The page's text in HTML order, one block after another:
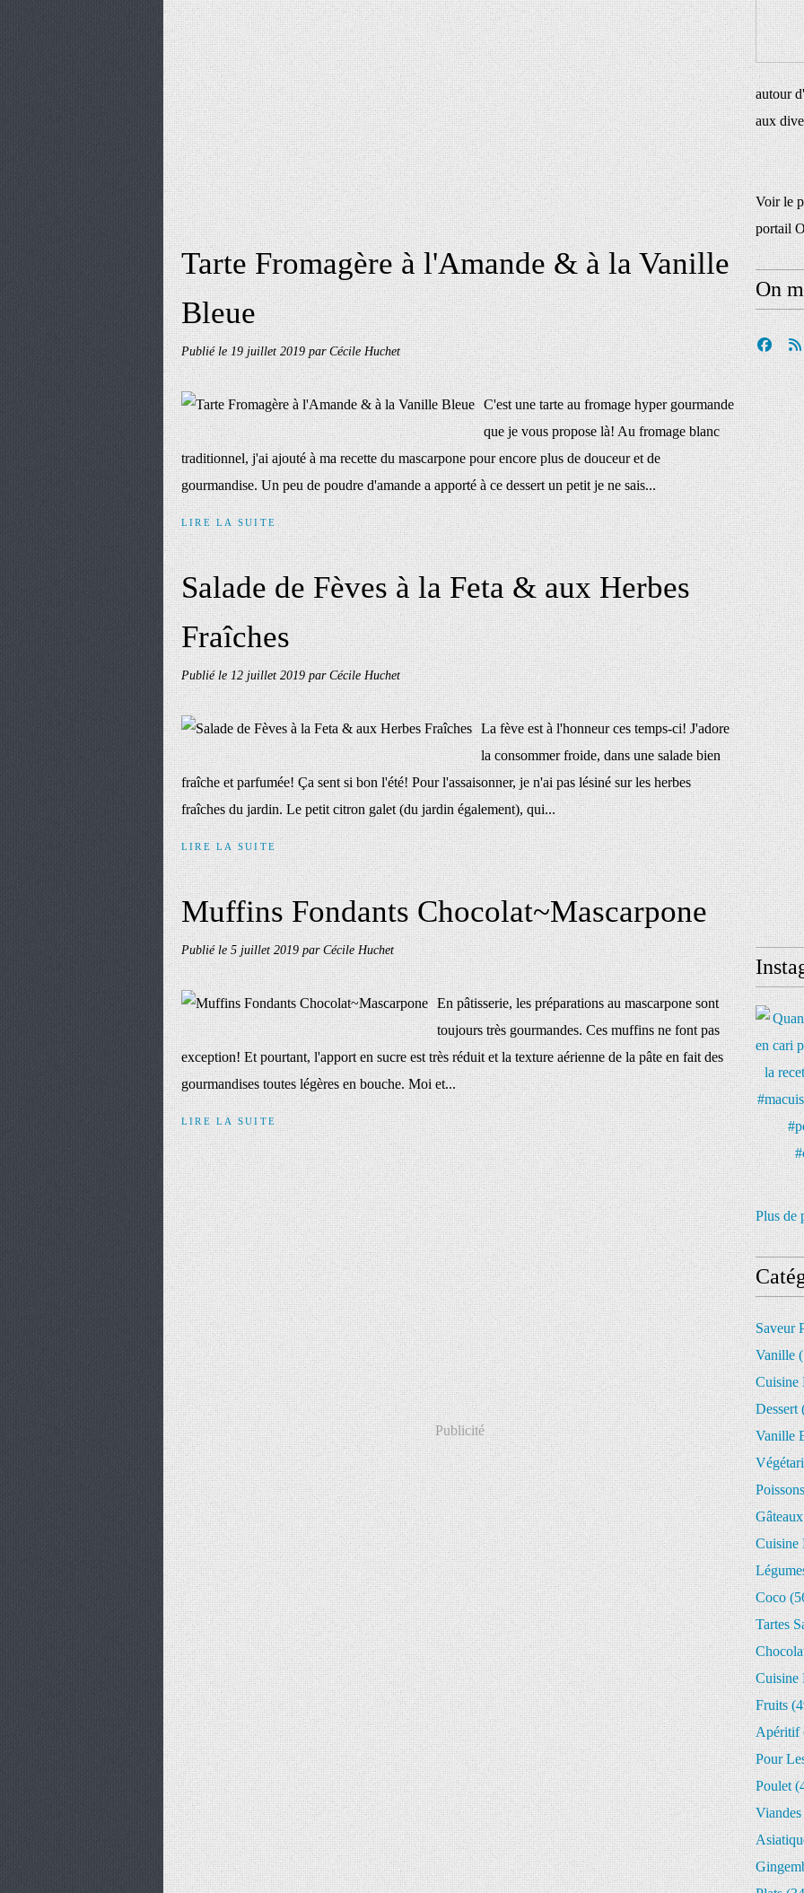
Tarte Fromagère à l'Amande & à la Vanille
Bleue
Publié le19 juillet 2019par Cécile Huchet
C'est une tarte au fromage hyper gourmande
que je vous propose là! Au fromage blanc
traditionnel, j'ai ajouté à ma recette du mascarpone pour encore plus de douceur et de
gourmandise. Un peu de poudre d'amande a apporté à ce dessert un petit je ne sais...
LIRE LA SUITE
Salade de Fèves à la Feta & aux Herbes
Fraîches
Publié le12 juillet 2019par Cécile Huchet
La fève est à l'honneur ces temps-ci! J'adore
la consommer froide, dans une salade bien
fraîche et parfumée! Ça sent si bon l'été! Pour l'assaisonner, je n'ai pas lésiné sur les herbes
fraîches du jardin. Le petit citron galet (du jardin également), qui...
LIRE LA SUITE
Muffins Fondants Chocolat~Mascarpone
Publié le5 juillet 2019par Cécile Huchet
En pâtisserie, les préparations au mascarpone sont
toujours très gourmandes. Ces muffins ne font pas
exception! Et pourtant, l'apport en sucre est très réduit et la texture aérienne de la pâte en fait des
gourmandises toutes légères en bouche. Moi et...
LIRE LA SUITE
Publicité
autour
aux
Voir le
portail
On
Plus de
Saveur
Vanille
Cuisine
Dessert
Vanille
Poissons
Gâteaux
Cuisine
Coco
Tartes
Cuisine
Fruits
Apéritif
Pour
Poulet
Viandes